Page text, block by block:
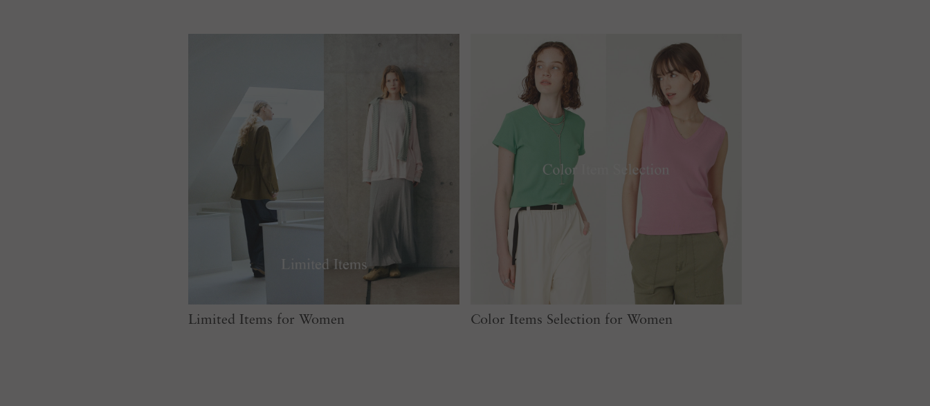
Limited Items for Women Color Items Selection for Women